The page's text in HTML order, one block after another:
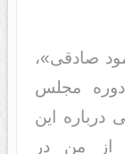
صادقی»،
مجلس
این
از من در